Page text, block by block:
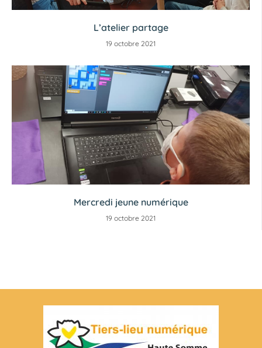
L’atelier partage
19 octobre 2021
Mercredi jeune numérique
19 octobre 2021